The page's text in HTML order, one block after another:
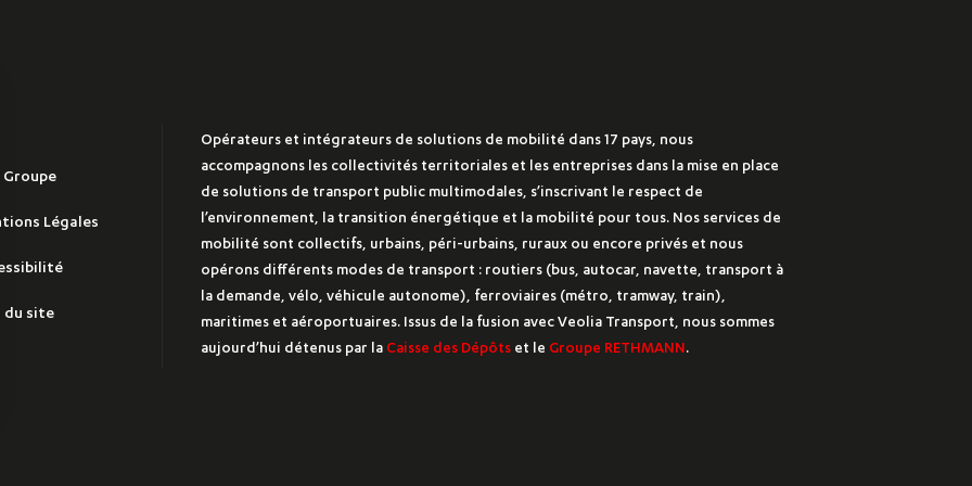
Groupe
Légales
du site
Opérateurs et intégrateurs de solutions de mobilité dans 17 pays, nous
accompagnons les collectivités territoriales et les entreprises dans la mise en place
de solutions de transport public multimodales, s’inscrivant le respect de
l’environnement, la transition énergétique et la mobilité pour tous. Nos services de
mobilité sont collectifs, urbains, péri-urbains, ruraux ou encore privés et nous
opérons différents modes de transport : routiers (bus, autocar, navette, transport à
la demande, vélo, véhicule autonome), ferroviaires (métro, tramway, train),
maritimes et aéroportuaires. Issus de la fusion avec Veolia Transport, nous sommes
aujourd’hui détenus par la Caisse des Dépôts et le Groupe RETHMANN.